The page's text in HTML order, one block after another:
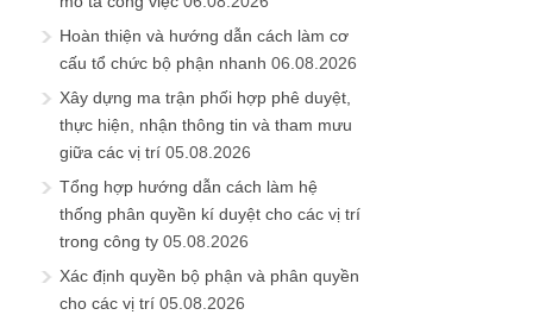
Hoàn thiện và hướng dẫn cách làm cơ
cấu tổ chức bộ phận nhanh 06.08.2026
Xây dựng ma trận phối hợp phê duyệt,
thực hiện, nhận thông tin và tham mưu
giữa các vị trí 05.08.2026
Tổng hợp hướng dẫn cách làm hệ
thống phân quyền kí duyệt cho các vị trí
trong công ty 05.08.2026
Xác định quyền bộ phận và phân quyền
cho các vị trí 05.08.2026